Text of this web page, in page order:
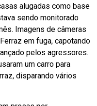
alugadas como base
sendo monitorado
Imagens de câmeras
em fuga, capotando
pelos agressores.
um carro para
disparando vários